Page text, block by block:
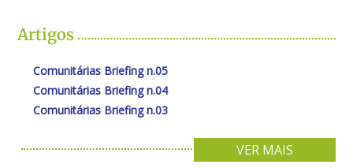
Artigos
Comunitárias Briefing n.05
Comunitárias Briefing n.04
Comunitárias Briefing n.03
VER MAIS